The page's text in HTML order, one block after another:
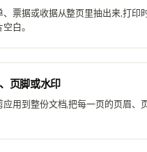
、票据或收据从整页里抽出来,打印
白。
页脚或水印
应用到整份文档,把每一页的页眉、